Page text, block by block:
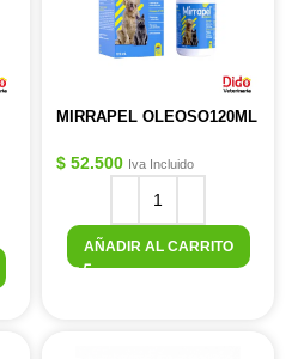
MIRRAPEL OLEOSO120ML
$ 52.500 Iva Incluido
AÑADIR AL CARRITO